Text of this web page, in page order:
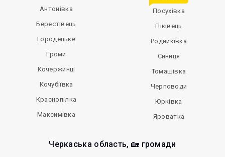
Антонівка
Берестівець
Городецьке
Громи
Кочержинці
Кочубіївка
Краснопілка
Максимівка
Посухівка
Піківець
Родниківка
Синиця
Томашівка
Черповоди
Юрківка
Яроватка
Черкаська область, 🏡 громади